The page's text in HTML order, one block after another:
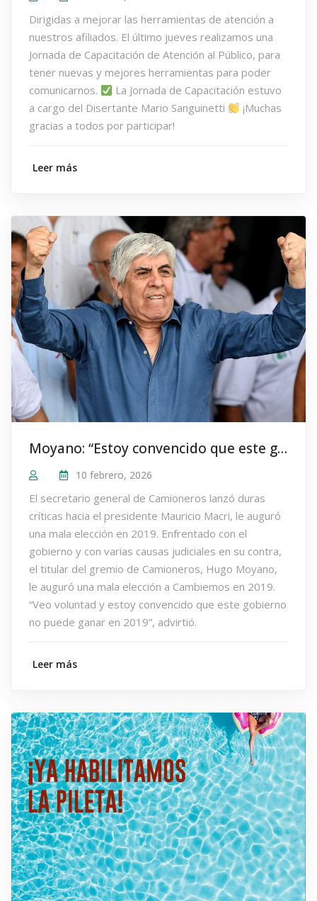
Dirigidas a mejorar las herramientas de atención a
nuestros afiliados. El último jueves realizamos una
Jornada de Capacitación de Atención al Público, para
tener nuevas y mejores herramientas para poder
comunicarnos.
La Jornada de Capacitación estuvo
a cargo del Disertante Mario Sanguinetti
¡Muchas
gracias a todos por participar!
Leer más
Moyano: “Estoy convencido que este gobierno no puede ganar en 2019”
10 febrero, 2026
El secretario general de Camioneros lanzó duras
críticas hacia el presidente Mauricio Macri, le auguró
una mala elección en 2019. Enfrentado con el
gobierno y con varias causas judiciales en su contra,
el titular del gremio de Camioneros, Hugo Moyano,
le auguró una mala elección a Cambiemos en 2019.
“Veo voluntad y estoy convencido que este gobierno
no puede ganar en 2019”, advirtió.
Leer más